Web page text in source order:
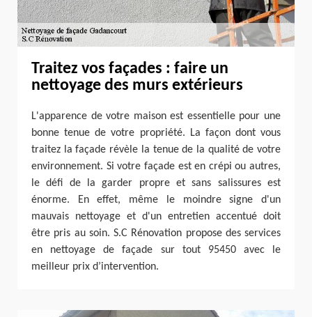
Traitez vos façades : faire un
nettoyage des murs extérieurs
L'apparence de votre maison est essentielle pour une
bonne tenue de votre propriété. La façon dont vous
traitez la façade révèle la tenue de la qualité de votre
environnement. Si votre façade est en crépi ou autres,
le défi de la garder propre et sans salissures est
énorme. En effet, même le moindre signe d'un
mauvais nettoyage et d'un entretien accentué doit
être pris au soin. S.C Rénovation propose des services
en nettoyage de façade sur tout 95450 avec le
meilleur prix d’intervention.